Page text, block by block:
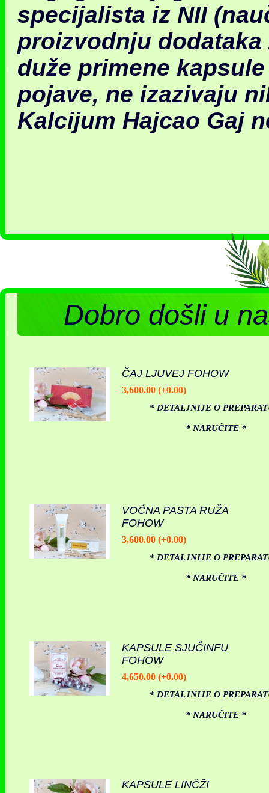
specijalista iz NII
proizvodnju
duže primene
pojave, ne izazivaju
Kalcijum Hajcao Gaj
Dobro došli u
ČAJ LJUVEJ FOHOW
3,600.00 (+0.00)
* DETALJNIJE O
* NARUČITE *
VOĆNA PASTA RUŽA
FOHOW
3,600.00 (+0.00)
* DETALJNIJE O
* NARUČITE *
KAPSULE SJUČINFU
FOHOW
4,650.00 (+0.00)
* DETALJNIJE O
* NARUČITE *
KAPSULE LINČŽI